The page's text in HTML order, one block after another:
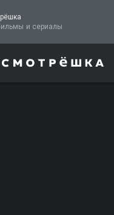
ТВ, фильмы и сериалы